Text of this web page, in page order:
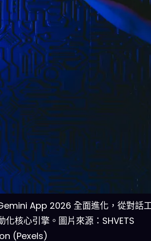
App 2026 全面進化，從對話
化核心引擎。圖片來源：SHVETS
(Pexels)